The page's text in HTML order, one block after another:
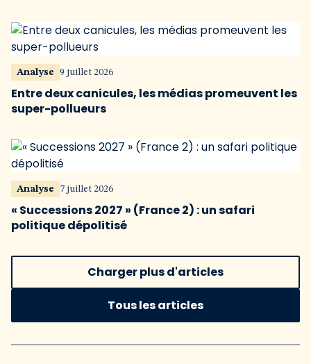
Analyse 9 juillet 2026
Entre deux canicules, les médias promeuvent les
super-pollueurs
Analyse 7 juillet 2026
« Successions 2027 » (France 2) : un safari
politique dépolitisé
Charger plus d'articles
Tous les articles